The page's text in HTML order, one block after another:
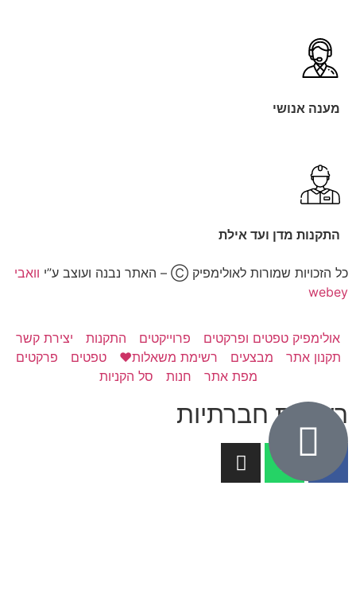
רשתות חברתיות
מענה אנושי
התקנות מדן ועד אילת
כל הזכויות שמורות לאולימפיק Ⓒ – האתר נבנה ועוצב ע”י
וואבי
webey
אולימפיק טפטים ופרקטים פרוייקטים התקנות
יצירת קשר
תקנון אתר
מבצעים רשימת משאלות❤️ טפטים
פרקטים
מפת אתר
חנות סל הקניות